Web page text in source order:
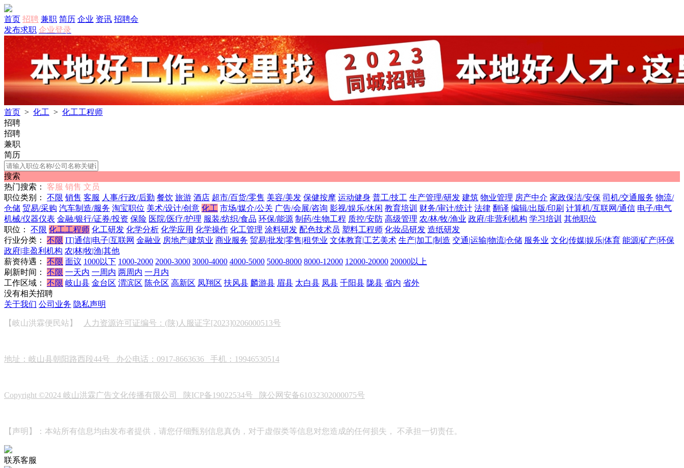
首页 招聘 兼职 简历 企业 资讯 招聘会
发布求职 企业登录
首页 > 化工 > 化工工程师
招聘
招聘
兼职
简历
搜索
热门搜索：
客服 销售 文员
职位类别：
不限 销售 客服 人事/行政/后勤 餐饮 旅游 酒店 超市/百货/零售 美容/美发 保健按摩 运动健身 普工/技工 生产管理/研发 建筑 物业管理 房产中介 家政保洁/安保 司机/交通服务 物流/
仓储 贸易/采购 汽车制造/服务 淘宝职位 美术/设计/创意 化工 市场/媒介/公关 广告/会展/咨询 影视/娱乐/休闲 教育培训 财务/审计/统计 法律 翻译 编辑/出版/印刷 计算机/互联网/通信 电子/电气
机械/仪器仪表 金融/银行/证券/投资 保险 医院/医疗/护理 服装/纺织/食品 环保/能源 制药/生物工程 质控/安防 高级管理 农/林/牧/渔业 政府/非营利机构 学习培训 其他职位
职位：
不限 化工工程师 化工研发 化学分析 化学应用 化学操作 化工管理 涂料研发 配色技术员 塑料工程师 化妆品研发 造纸研发
行业分类：
不限 IT|通信|电子|互联网 金融业 房地产|建筑业 商业服务 贸易|批发|零售|租凭业 文体教育|工艺美术 生产|加工|制造 交通|运输|物流|仓储 服务业 文化|传媒|娱乐|体育 能源|矿产|环保
政府|非盈利机构 农|林|牧|渔|其他
薪资待遇：
不限 面议 1000以下 1000-2000 2000-3000 3000-4000 4000-5000 5000-8000 8000-12000 12000-20000 20000以上
刷新时间：
不限 一天内 一周内 两周内 一月内
工作区域：
不限 岐山县 金台区 渭滨区 陈仓区 高新区 凤翔区 扶风县 麟游县 眉县 太白县 凤县 千阳县 陇县 省内 省外
没有相关招聘
关于我们 公司业务 隐私声明
【岐山洪霖便民站】 人力资源许可证编号：(陕)人服证字[2023]0206000513号
地址：岐山县朝阳路西段44号 办公电话：0917-8663636 手机：19946530514
Copyright ©2024 岐山洪霖广告文化传播有限公司 陕ICP备19022534号 陕公网安备61032302000075号
【声明】：本站所有信息均由发布者提供，请您仔细甄别信息真伪，对于虚假类等信息对您造成的任何损失， 不承担一切责任。
联系客服